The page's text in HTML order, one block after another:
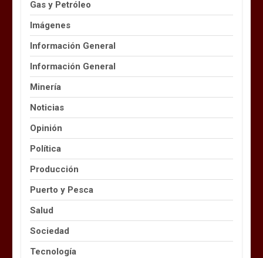
Gas y Petróleo
Imágenes
Información General
Información General
Minería
Noticias
Opinión
Política
Producción
Puerto y Pesca
Salud
Sociedad
Tecnología